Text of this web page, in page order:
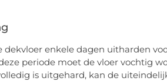
dekvloer enkele dagen uitharden
periode moet de vloer vochtig
is uitgehard, kan de